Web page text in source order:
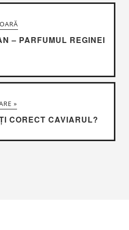
– PARFUMUL REGINEI
»
CORECT CAVIARUL?